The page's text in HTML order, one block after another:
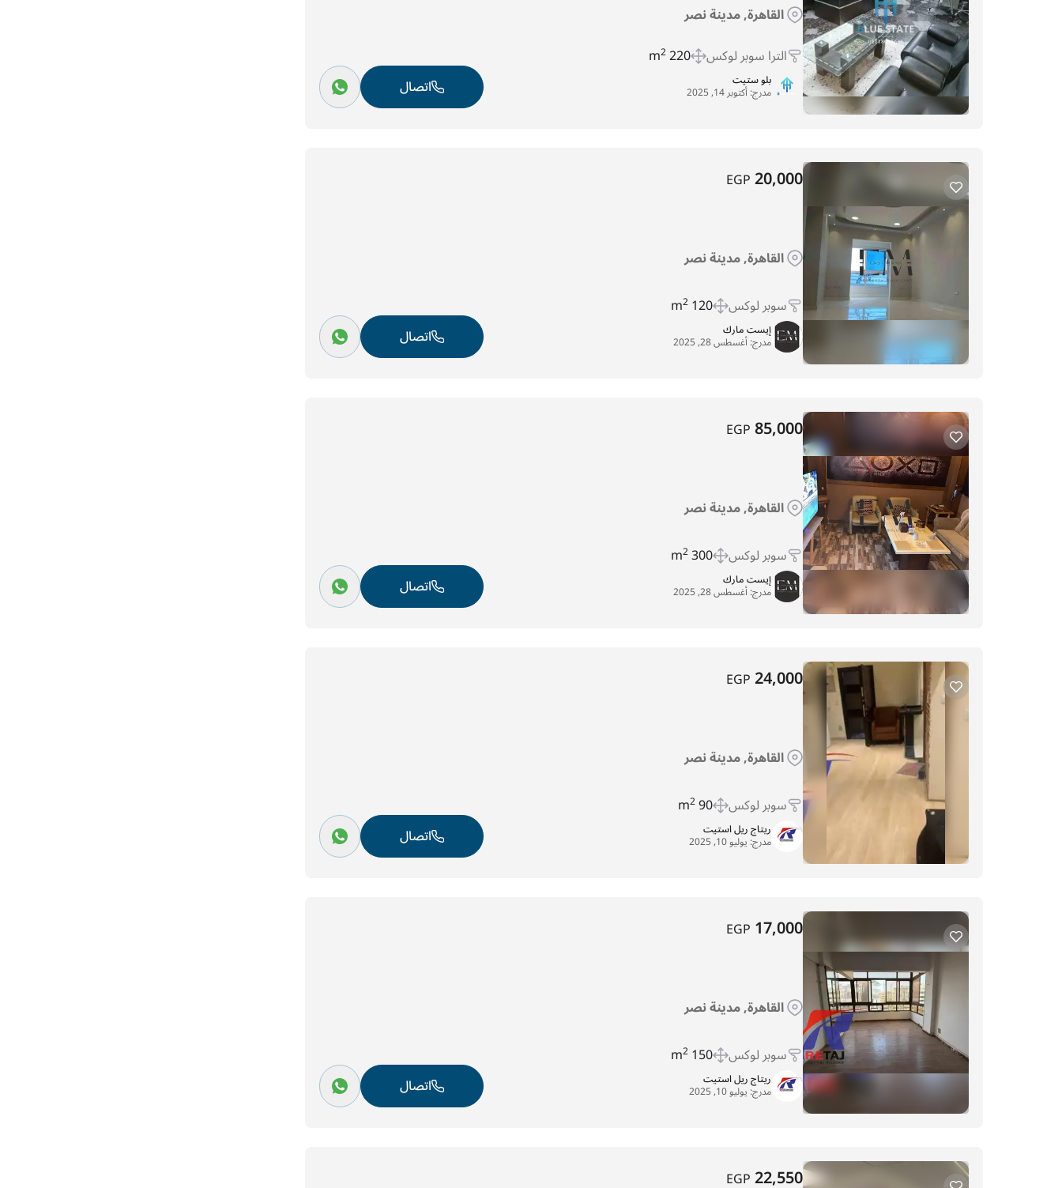
القاهرة, مدينة نصر
الترا سوبر لوكس 220 m
2
بلو ستيت
مدرج:أكتوبر 14, 2025 اتصال
20,000
EGP
القاهرة, مدينة نصر
سوبر لوكس 120 m
2
إيست مارك
مدرج:أغسطس 28, 2025 اتصال
85,000
EGP
القاهرة, مدينة نصر
سوبر لوكس 300 m
2
إيست مارك
مدرج:أغسطس 28, 2025 اتصال
24,000
EGP
القاهرة, مدينة نصر
سوبر لوكس 90 m
2
ريتاج ريل استيت
مدرج: يوليو 10, 2025 اتصال
17,000
EGP
القاهرة, مدينة نصر
سوبر لوكس 150 m
2
ريتاج ريل استيت
مدرج: يوليو 10, 2025 اتصال
22,550
EGP